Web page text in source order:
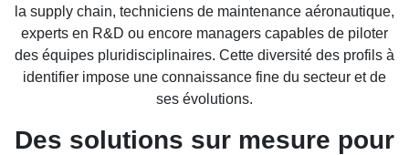
la supply chain, techniciens de maintenance aéronautique,
experts en R&D ou encore managers capables de piloter
des équipes pluridisciplinaires. Cette diversité des profils à
identifier impose une connaissance fine du secteur et de
ses évolutions.
Des solutions sur mesure pour